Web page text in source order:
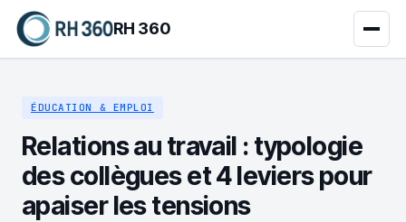
RH 360
ÉDUCATION & EMPLOI
Relations au travail : typologie
des collègues et 4 leviers pour
apaiser les tensions